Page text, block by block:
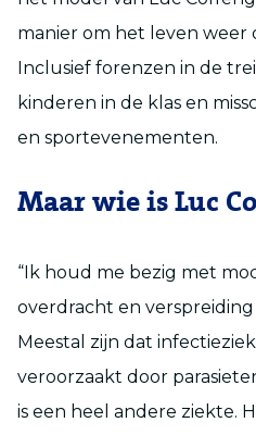
manier om het leven weer
Inclusief forenzen in de
kinderen in de klas en
en sportevenementen.
Maar wie is Luc
“Ik houd me bezig met
overdracht en
Meestal zijn dat
veroorzaakt door
is een heel andere ziekte.